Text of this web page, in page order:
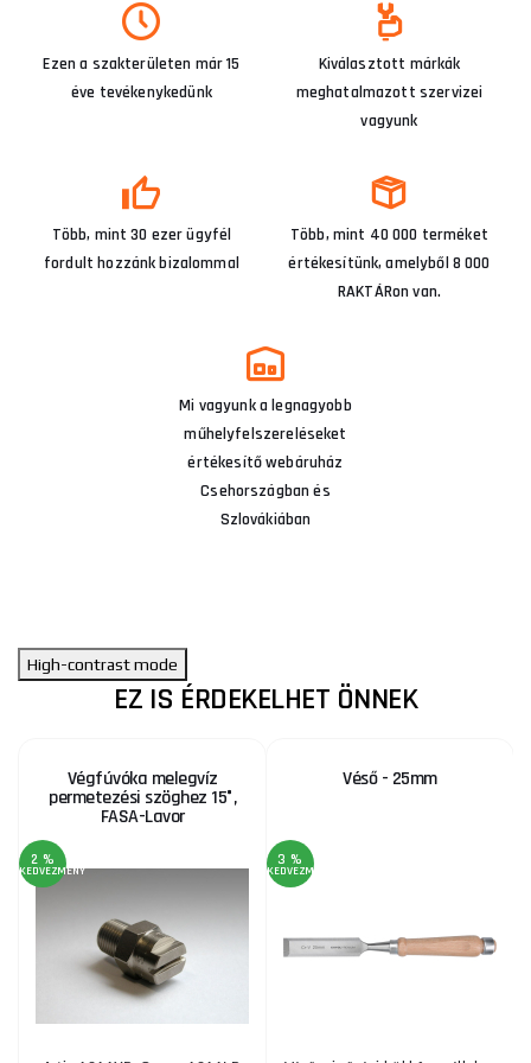
Ezen a szakterületen már 15
éve tevékenykedünk
Kiválasztott márkák
meghatalmazott szervizei
vagyunk
Több, mint 30 ezer ügyfél
fordult hozzánk bizalommal
Több, mint 40 000 terméket
értékesítünk, amelyből 8 000
RAKTÁRon van.
Mi vagyunk a legnagyobb
műhelyfelszereléseket
értékesítő webáruház
Csehországban és
Szlovákiában
High-contrast mode
EZ IS ÉRDEKELHET ÖNNEK
Végfúvóka melegvíz
permetezési szöghez 15°,
FASA-Lavor
2 %
KEDVEZMÉNY
Véső - 25mm
3 %
KEDVEZMÉNY